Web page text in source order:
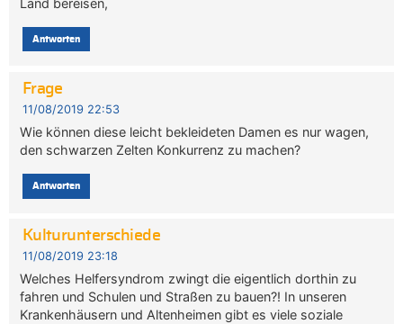
Antworten
Frage
11/08/2019 22:53
Wie können diese leicht bekleideten Damen es nur wagen,
den schwarzen Zelten Konkurrenz zu machen?
Antworten
Kulturunterschiede
11/08/2019 23:18
Welches Helfersyndrom zwingt die eigentlich dorthin zu
fahren und Schulen und Straßen zu bauen?! In unseren
Krankenhäusern und Altenheimen gibt es viele soziale